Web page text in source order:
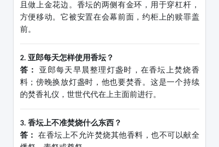
且做上金花边。香坛的两侧有金环，用于穿杠杆，
方便移动。它被安置在会幕前面，约柜上的赎罪盖
前。
2. 亚郎每天怎样使用香坛？
答：
亚郎每天早晨整理灯盏时，在香坛上焚烧香
料；傍晚换放灯盏时，他也要焚香。这是一个持续
的焚香礼仪，世世代代在上主面前进行。
3. 香坛上不准焚烧什么东西？
答：
在香坛上不允许焚烧其他香料，也不可以献全